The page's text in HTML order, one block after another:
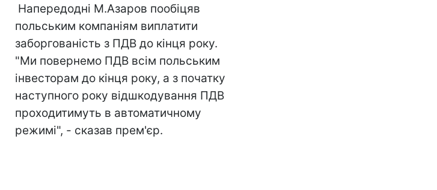
Напередодні М.Азаров пообіцяв
польським компаніям виплатити
заборгованість з ПДВ до кінця року.
"Ми повернемо ПДВ всім польським
інвесторам до кінця року, а з початку
наступного року відшкодування ПДВ
проходитимуть в автоматичному
режимі", - сказав прем'єр.